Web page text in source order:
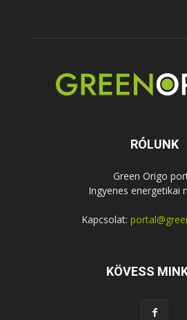
RÓLUNK
Green Origo
Ingyenes energetikai
Kapcsolat:
KÖVESS